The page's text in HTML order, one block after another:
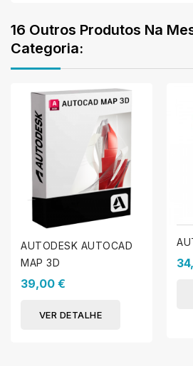
16 Outros Produtos Na
Categoria:
AUTODESK AUTOCAD
MAP 3D
39,00 €
VER DETALHE